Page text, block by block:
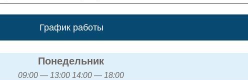
График работы
Понедельник
09:00 — 13:00 14:00 — 18:00